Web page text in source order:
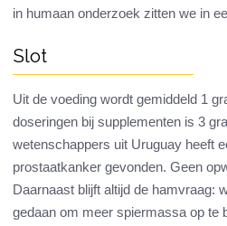
in humaan onderzoek zitten we in
Slot
Uit de voeding wordt gemiddeld 1
doseringen bij supplementen is 3
wetenschappers uit Uruguay heeft
prostaatkanker gevonden. Geen
Daarnaast blijft altijd de hamvraag:
gedaan om meer spiermassa op te